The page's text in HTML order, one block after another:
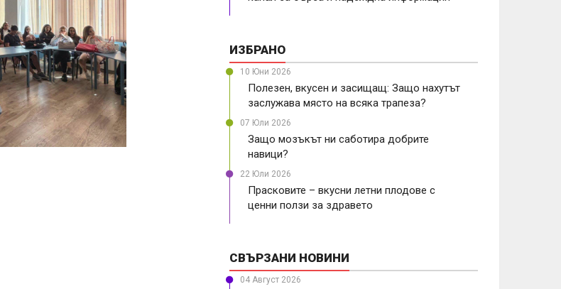
ИЗБРАНО
10 Юни 2026
Полезен, вкусен и засищащ: Защо нахутът
заслужава място на всяка трапеза?
07 Юли 2026
Защо мозъкът ни саботира добрите
навици?
22 Юли 2026
Прасковите – вкусни летни плодове с
ценни ползи за здравето
СВЪРЗАНИ НОВИНИ
04 Август 2026